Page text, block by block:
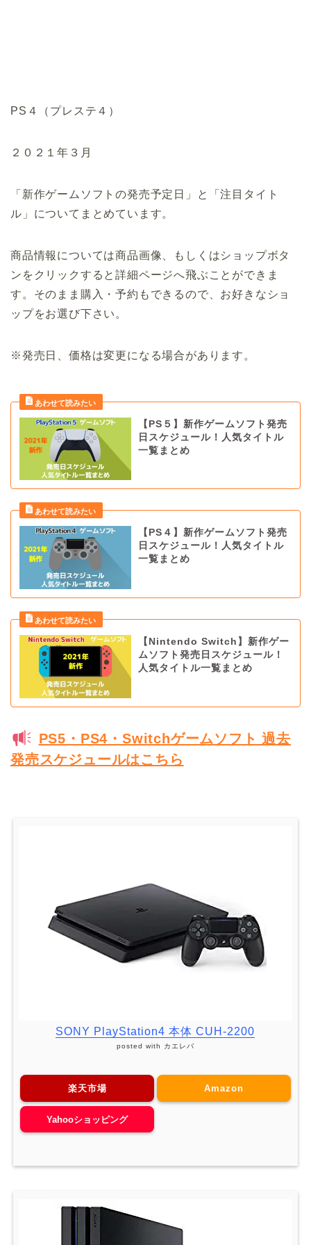
PS４（プレステ４）
２０２１年３月
「新作ゲームソフトの発売予定日」と「注目タイト
ル」についてまとめています。
商品情報については商品画像、もしくはショップボタ
ンをクリックすると詳細ページへ飛ぶことができま
す。そのまま購入・予約もできるので、お好きなショ
ップをお選び下さい。
※発売日、価格は変更になる場合があります。
【PS５】新作ゲームソフト発売
日スケジュール！人気タイトル
一覧まとめ
【PS４】新作ゲームソフト発売
日スケジュール！人気タイトル
一覧まとめ
【Nintendo Switch】新作ゲー
ムソフト発売日スケジュール！
人気タイトル一覧まとめ
PS5・PS4・Switchゲームソフト 過去
発売スケジュールはこちら
SONY PlayStation4 本体 CUH-2200
posted with カエレバ
楽天市場 Amazon
Yahooショッピング